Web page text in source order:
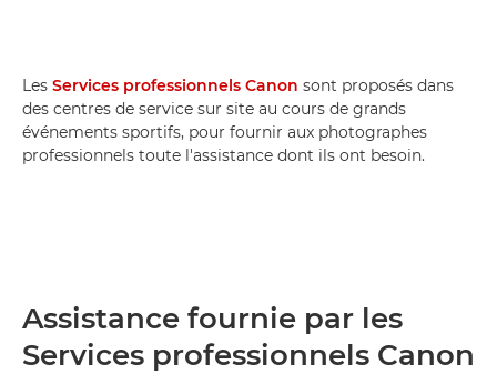
Les Services professionnels Canon sont proposés dans
des centres de service sur site au cours de grands
événements sportifs, pour fournir aux photographes
professionnels toute l'assistance dont ils ont besoin.
Assistance fournie par les
Services professionnels Canon